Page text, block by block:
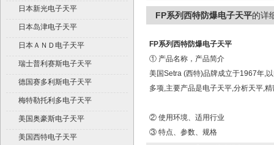
日本新光电子天平
日本岛津电子天平
日本ＡＮＤ电子天平
瑞士普利赛斯电子天平
德国赛多利斯电子天平
梅特勒托利多电子天平
美国奥豪斯电子天平
美国西特电子天平
FP系列西特防爆电子天平的详
FP系列西特防爆电子天平
① 产品名称，产品简介
美国Setra (西特)品牌成立于1967年,
多项,主要产品是电子天平,分析天平,
② 使用环境、适用行业
③ 特点、参数、规格